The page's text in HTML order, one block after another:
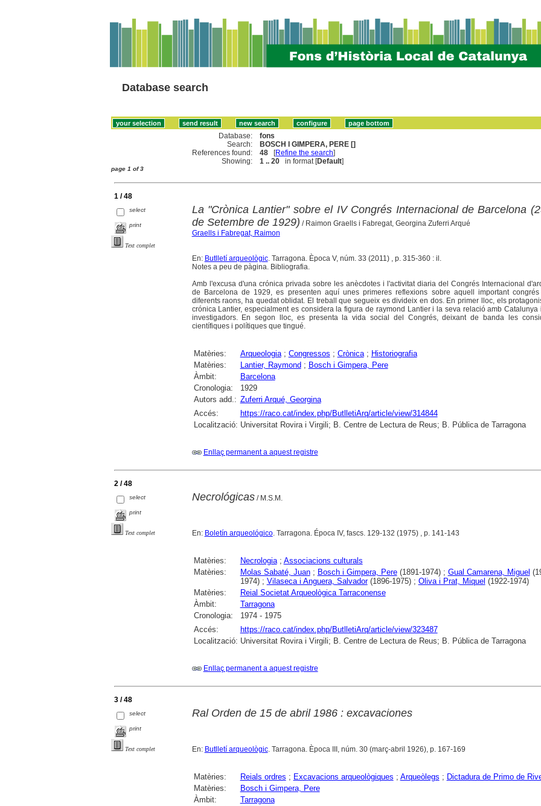
Database search
Database:
fons
Search:
BOSCH I GIMPERA, PERE []
References found:
48 [Refine the search]
Showing:
1 .. 20 in format [Default]
page 1 of 3
1 / 48
select
print
Text complet
La "Crònica Lantier" sobre el IV Congrés Internacional de Barcelona
de Setembre de 1929) / Raimon Graells i Fabregat, Georgina Zuferri Arqué
Graells i Fabregat, Raimon
En: Butlletí arqueològic. Tarragona. Època V, núm. 33 (2011) , p. 315-360 : il.
Notes a peu de pàgina. Bibliografia.
Amb l'excusa d'una crónica privada sobre les anècdotes i l'activitat diaria del Congrés Internacional
de Barcelona de 1929, es presenten aquí unes primeres reflexions sobre aquell important
diferents raons, ha quedat oblidat. El treball que segueix es divideix en dos. En primer lloc, els
crónica Lantier, especialment es considera la figura de raymond Lantier i la seva relació amb Catalunya
investigadors. En segon lloc, es presenta la vida social del Congrés, deixant de banda les
científiques i polítiques que tingué.
Matèries: Arqueologia; Congressos ; Crònica; Historiografia
Matèries:
Lantier, Raymond ; Bosch i Gimpera, Pere
Àmbit:
Barcelona
Cronologia:
1929
Autors add.: Zuferri Arqué, Georgina
Accés:
https://raco.cat/index.php/ButlletiArq/article/view/314844
Localització: Universitat Rovira i Virgili; B. Centre de Lectura de Reus; B. Pública de Tarragona
Enllaç permanent a aquest registre
2 / 48
select
print
Text complet
Necrológicas/ M.S.M.
En: Boletín arqueológico. Tarragona. Época IV, fascs. 129-132 (1975) , p. 141-143
Matèries: Necrologia; Associacions culturals
Matèries:
Molas Sabaté, Juan; Bosch i Gimpera, Pere(1891-1974) ; Gual Camarena, Miguel
1974) ; Vilaseca i Anguera, Salvador(1896-1975) ; Oliva i Prat, Miquel (1922-1974)
Matèries:
Reial Societat Arqueològica Tarraconense
Àmbit:
Tarragona
Cronologia:
1974 - 1975
Accés:
https://raco.cat/index.php/ButlletiArq/article/view/323487
Localització: Universitat Rovira i Virgili; B. Centre de Lectura de Reus; B. Pública de Tarragona
Enllaç permanent a aquest registre
3 / 48
select
print
Text complet
Ral Orden de 15 de abril 1986 : excavaciones
En: Butlletí arqueològic. Tarragona. Època III, núm. 30 (març-abril 1926), p. 167-169
Matèries: Reials ordres ; Excavacions arqueològiques ; Arqueòlegs ; Dictadura de Primo de
Matèries:
Bosch i Gimpera, Pere
Àmbit:
Tarragona